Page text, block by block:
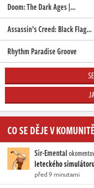
Doom: The Dark Ages |…
Assassin’s Creed: Black Flag…
Rhythm Paradise Groove
CO SE DĚJE V KOMUNITĚ
Sir-Emental
leteckého
před 9 minutami